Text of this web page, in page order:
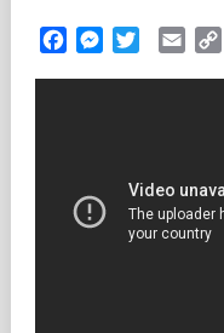
FacebookMessenger
TwitterEmail